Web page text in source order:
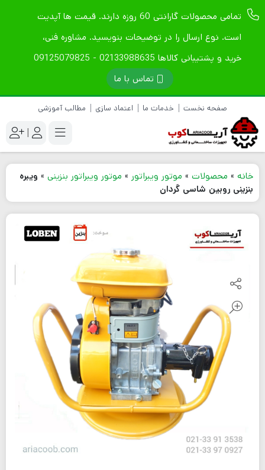
تمامی محصولات گارانتی 60 روزه دارند. قیمت ها آپدیت
است. نوع ارسال را در توضیحات بنویسید. مشاوره فنی،
خرید و پشتیبانی کالاها 02133988635 - 09125079825
تماس با ما
صفحه نخست خدمات ما اعتماد سازی مطالب آموزشی
|
خانه » محصولات » موتور ویبراتور » موتور ویبراتور بنزینی » ویبره
بنزینی روبین شاسی گردان